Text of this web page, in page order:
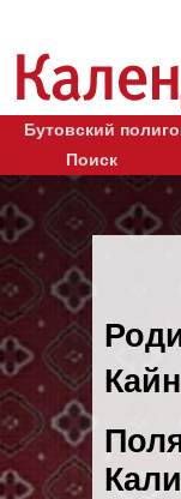
Бутовский
Поиск